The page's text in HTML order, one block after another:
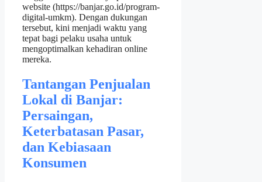
website (https://banjar.go.id/program-
digital-umkm). Dengan dukungan
tersebut, kini menjadi waktu yang
tepat bagi pelaku usaha untuk
mengoptimalkan kehadiran online
mereka.
Tantangan Penjualan
Lokal di Banjar:
Persaingan,
Keterbatasan Pasar,
dan Kebiasaan
Konsumen